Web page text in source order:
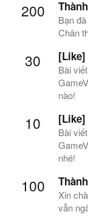
200
Bạn
Chân
30
Bài
nào!
10
Bài
nhé!
100
Xin
vẫn